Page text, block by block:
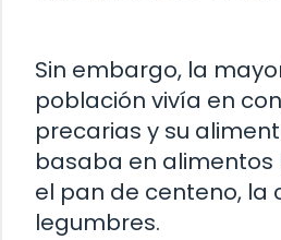
Sin embargo, la
población vivía en
precarias y su
basaba en alimentos
el pan de centeno, la
legumbres.